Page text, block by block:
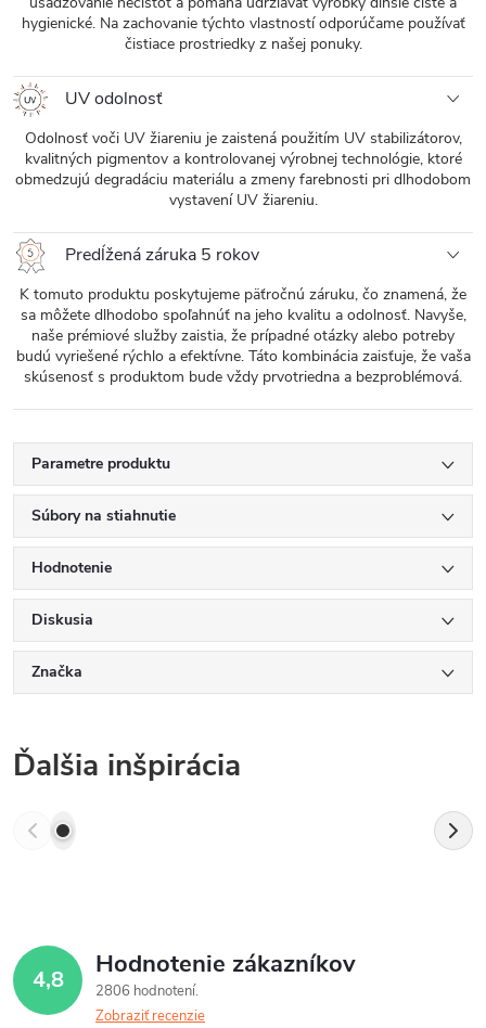
hygienické. Na zachovanie týchto vlastností odporúčame používať
čistiace prostriedky z našej ponuky.
UV odolnosť
Odolnosť voči UV žiareniu je zaistená použitím UV stabilizátorov,
kvalitných pigmentov a kontrolovanej výrobnej technológie, ktoré
obmedzujú degradáciu materiálu a zmeny farebnosti pri dlhodobom
vystavení UV žiareniu.
Predĺžená záruka 5 rokov
K tomuto produktu poskytujeme päťročnú záruku, čo znamená, že
sa môžete dlhodobo spoľahnúť na jeho kvalitu a odolnosť. Navyše,
naše prémiové služby zaistia, že prípadné otázky alebo potreby
budú vyriešené rýchlo a efektívne. Táto kombinácia zaisťuje, že vaša
skúsenosť s produktom bude vždy prvotriedna a bezproblémová.
Parametre produktu
Súbory na stiahnutie
Hodnotenie
Diskusia
Značka
Ďalšia inšpirácia
4,8 Hodnotenie zákazníkov
2806 hodnotení
Zobraziť recenzie